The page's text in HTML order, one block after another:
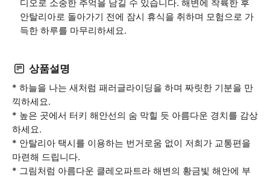
디오로 소중한 추억을 남길 수 있습니다. 해변에 착륙한 후
안탈리아로 돌아가기 전에 잠시 휴식을 취하며 모험으로 가
득한 하루를 마무리하세요.
상품설명
* 하늘을 나는 새처럼 패러글라이딩을 하며 짜릿한 기분을 만
끽하세요.
* 높은 곳에서 터키 해안선의 숨 막힐 듯 아름다운 경치를 감상
하세요.
* 안탈리아 택시를 이용하는 번거로움 없이 저희가 교통편을
마련해 드립니다.
* 그림처럼 아름다운 클레오파트라 해변의 황금빛 해안에 부